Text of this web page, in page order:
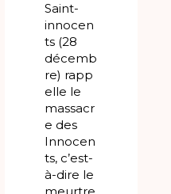
Saint-
innocen
ts (28
décemb
re) rapp
elle le
massacr
e des
Innocen
ts, c’est-
à-dire le